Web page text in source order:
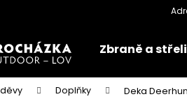
Zbraně a
Doplňky Deka